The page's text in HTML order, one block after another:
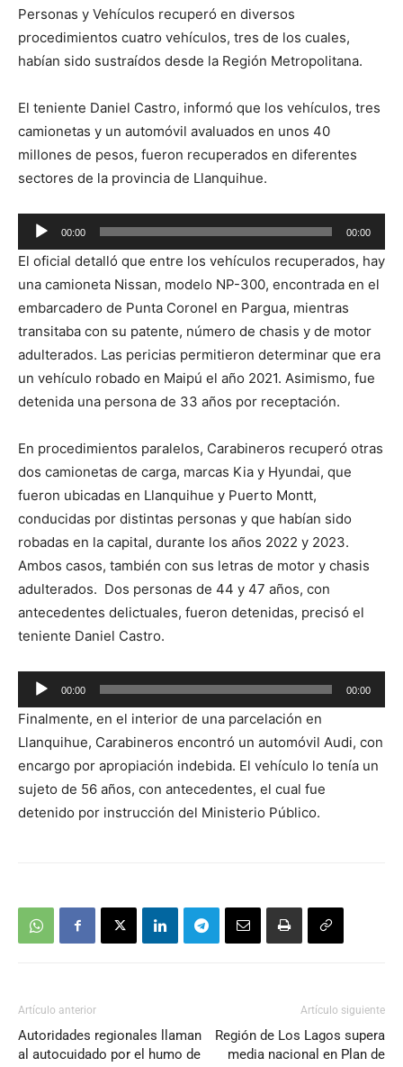
Personas y Vehículos recuperó en diversos
procedimientos cuatro vehículos, tres de los cuales,
habían sido sustraídos desde la Región Metropolitana.
El teniente Daniel Castro, informó que los vehículos, tres
camionetas y un automóvil avaluados en unos 40
millones de pesos, fueron recuperados en diferentes
sectores de la provincia de Llanquihue.
Reproductor
de
audio
00:00 00:00
El oficial detalló que entre los vehículos recuperados, hay
una camioneta Nissan, modelo NP-300, encontrada en el
embarcadero de Punta Coronel en Pargua, mientras
transitaba con su patente, número de chasis y de motor
adulterados. Las pericias permitieron determinar que era
un vehículo robado en Maipú el año 2021. Asimismo, fue
detenida una persona de 33 años por receptación.
En procedimientos paralelos, Carabineros recuperó otras
dos camionetas de carga, marcas Kia y Hyundai, que
fueron ubicadas en Llanquihue y Puerto Montt,
conducidas por distintas personas y que habían sido
robadas en la capital, durante los años 2022 y 2023.
Ambos casos, también con sus letras de motor y chasis
adulterados. Dos personas de 44 y 47 años, con
antecedentes delictuales, fueron detenidas, precisó el
teniente Daniel Castro.
Reproductor
de
audio
00:00 00:00
Finalmente, en el interior de una parcelación en
Llanquihue, Carabineros encontró un automóvil Audi, con
encargo por apropiación indebida. El vehículo lo tenía un
sujeto de 56 años, con antecedentes, el cual fue
detenido por instrucción del Ministerio Público.
Artículo anterior
Autoridades regionales llaman
al autocuidado por el humo de
Artículo siguiente
Región de Los Lagos supera
media nacional en Plan de